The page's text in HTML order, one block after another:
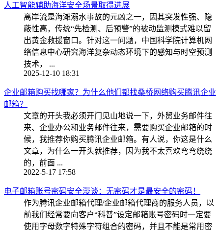
人工智能辅助海洋安全场景取得进展
离岸流是海滩溺水事故的元凶之一，因其突发性强、隐
蔽性高，传统“先检测、后预警”的被动监测模式难以留
出黄金救援窗口。针对这一问题，中国科学院计算机网
络信息中心研究海洋复杂动态环境下的感知与时空预测
技术， ...
2025-12-10 18:31
企业邮箱购买找哪家？为什么他们都找桑桥网络购买腾讯企业
邮箱？
文章的开头我必须开门见山地说一下，外贸业务邮件往
来、企业办公和业务邮件往来，需要购买企业邮箱的时
候，我推荐你购买腾讯企业邮箱。有人说，你这是什么
文章，为什么一开头就推荐，因为我不太喜欢弯弯绕绕
的，前面 ...
2022-5-17 17:58
电子邮箱账号密码安全漫谈：无密码才是最安全的密码！
作为腾讯企业邮箱代理/企业邮箱代理商的服务人员，以
前我们经常要向客户“科普”设定邮箱账号密码时一定要
使用字母数字特殊字符组合的密码，并且不能是常用密